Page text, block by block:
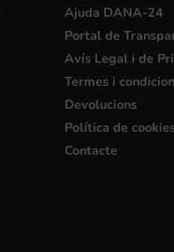
Ajuda DANA-24
Portal de
Avís Legal i de
Termes i
Devolucions
Política de
Contacte